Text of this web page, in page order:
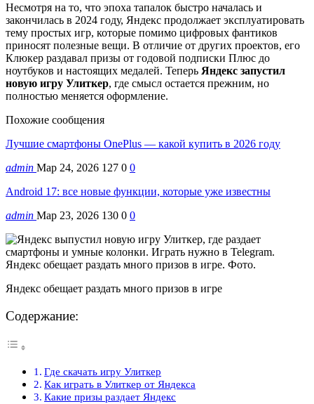
Несмотря на то, что эпоха тапалок быстро началась и
закончилась в 2024 году, Яндекс продолжает эксплуатировать
тему простых игр, которые помимо цифровых фантиков
приносят полезные вещи. В отличие от других проектов, его
Клюкер раздавал призы от годовой подписки Плюс до
ноутбуков и настоящих медалей. Теперь Яндекс запустил
новую игру Улиткер, где смысл остается прежним, но
полностью меняется оформление.
Похожие сообщения
Лучшие смартфоны OnePlus — какой купить в 2026 году
admin Мар 24, 2026 127 0 0
Android 17: все новые функции, которые уже известны
admin Мар 23, 2026 130 0 0
Яндекс обещает раздать много призов в игре
Содержание:
Где скачать игру Улиткер
Как играть в Улиткер от Яндекса
Какие призы раздает Яндекс